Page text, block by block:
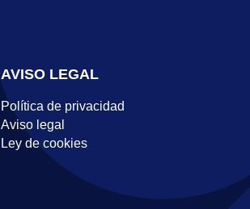
AVISO LEGAL
Política de privacidad
Aviso legal
Ley de cookies